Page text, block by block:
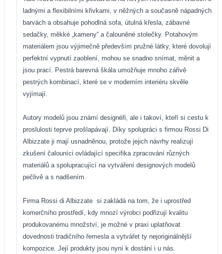
ladnými a flexibilními křivkami, v něžných a současně nápadných
barvách a obsahuje pohodlná sofa, útulná křesla, zábavné
sedačky, měkké „kameny“ a čalouněné stolečky. Potahovým
materiálem jsou výjimečně především pružné látky, které dovolují
perfektní vypnutí zaoblení, mohou se snadno snímat, měnit a
jsou prací. Pestrá barevná škála umožňuje mnoho zářivě
pestrých kombinací, které se v moderním interiéru skvěle
vyjímají.
Autory modelů jsou známí designéři, ale i takoví, kteří si cestu k
proslulosti teprve prošlapávají. Díky spolupráci s firmou Rossi Di
Albizzate ji mají usnadněnou, protože jejich návrhy realizují
zkušení čalouníci ovládající specifika zpracování různých
materiálů a spolupracující na vytváření designových modelů
pečlivě a s nadšením.
Firma Rossi di Albizzate si zakládá na tom, že i uprostřed
komerčního prostředí, kdy mnozí výrobci podřizují kvalitu
produkovanému množství, je možné v praxi uplatňovat
dovednosti tradičního řemesla a vytvářet ty nejoriginálnější
kompozice. Její produkty jsou nyní k dostání i u nás.